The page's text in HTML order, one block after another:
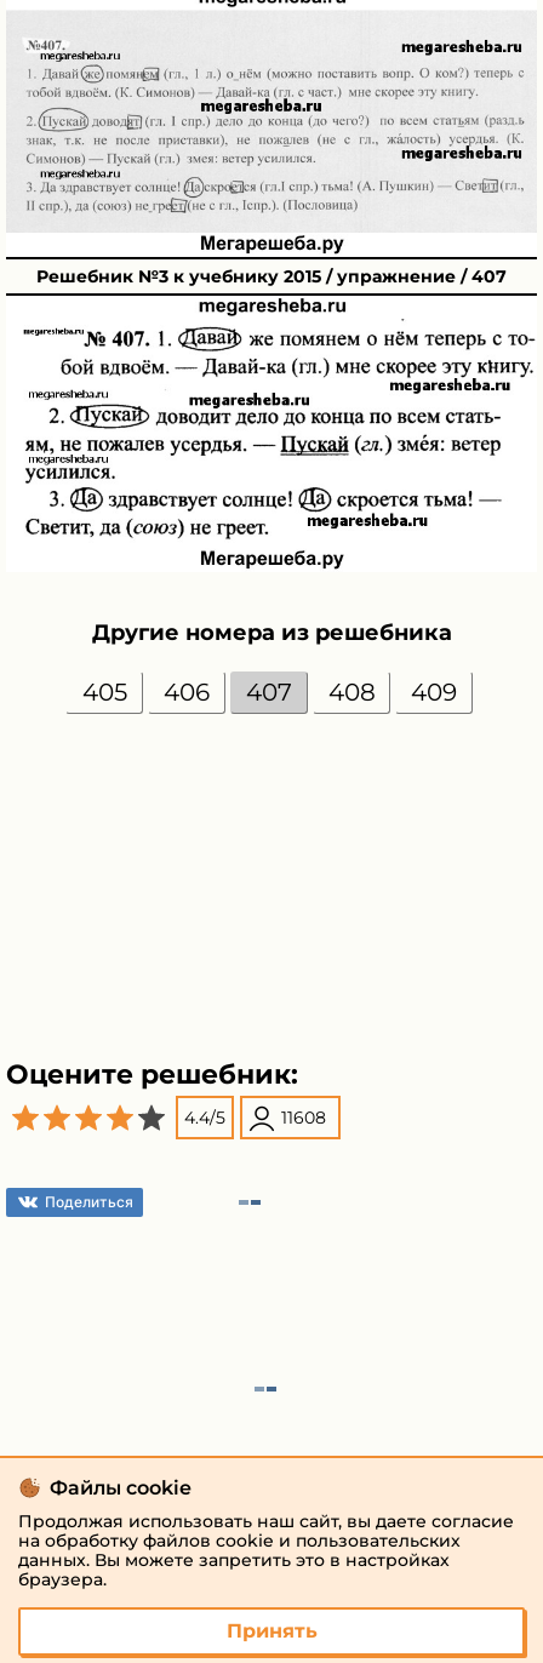
Решебник №3 к учебнику 2015 / упражнение / 407
Другие номера из решебника
405 406 407 408 409
Оцените решебник:
4.4/5 11608
Поделиться
Файлы cookie
Продолжая использовать наш сайт, вы даете согласие
на обработку файлов cookie и пользовательских
данных. Вы можете запретить это в настройках
браузера.
Принять